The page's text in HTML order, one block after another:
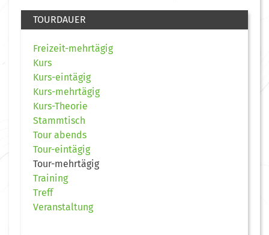
TOURDAUER
Freizeit-mehrtägig
Kurs
Kurs-eintägig
Kurs-mehrtägig
Kurs-Theorie
Stammtisch
Tour abends
Tour-eintägig
Tour-mehrtägig
Training
Treff
Veranstaltung